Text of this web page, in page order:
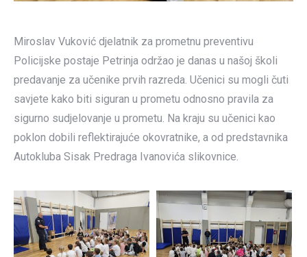
Miroslav Vuković djelatnik za prometnu preventivu
Policijske postaje Petrinja održao je danas u našoj školi
predavanje za učenike prvih razreda. Učenici su mogli čuti
savjete kako biti siguran u prometu odnosno pravila za
sigurno sudjelovanje u prometu. Na kraju su učenici kao
poklon dobili reflektirajuće okovratnike, a od predstavnika
Autokluba Sisak Predraga Ivanovića slikovnice.